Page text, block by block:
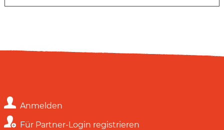
Anmelden
Für Partner-Login registrieren